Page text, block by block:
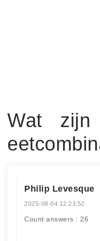
Wat zijn
Philip Levesque
2025-08-04 12:23:52
Count answers : 26